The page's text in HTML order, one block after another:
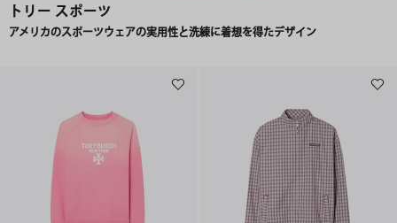
トリー スポーツ
アメリカのスポーツウェアの実用性と洗練に着想を得たデザイン